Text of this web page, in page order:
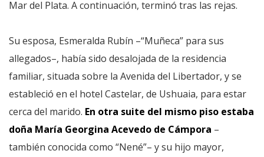
Mar del Plata. A continuación, terminó tras las rejas.
Su esposa, Esmeralda Rubín –“Muñeca” para sus
allegados–, había sido desalojada de la residencia
familiar, situada sobre la Avenida del Libertador, y se
estableció en el hotel Castelar, de Ushuaia, para estar
cerca del marido. En otra suite del mismo piso estaba
doña María Georgina Acevedo de Cámpora –
también conocida como “Nené”– y su hijo mayor,